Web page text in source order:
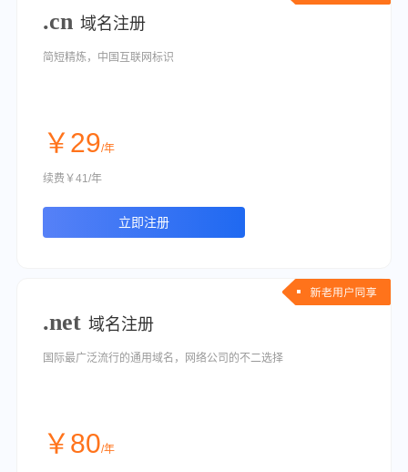
.cn 域名注册
简短精炼，中国互联网标识
￥29/年
续费￥41/年
立即注册
.net 域名注册
国际最广泛流行的通用域名，网络公司的不二选择
￥80/年